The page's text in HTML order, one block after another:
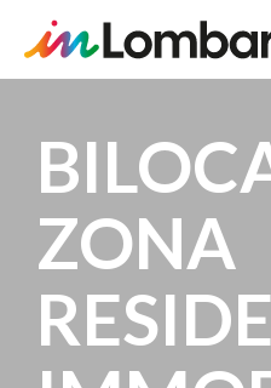
contenuto
principale
ZONA